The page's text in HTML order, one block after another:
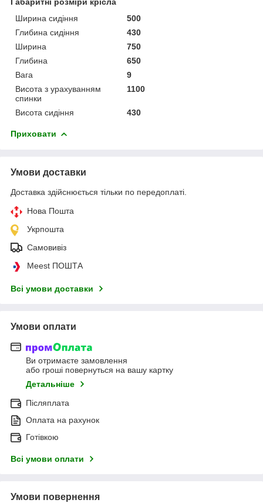
Ширина сидіння
500
Глибина сидіння
430
Ширина
750
Глибина
650
Вага
9
Висота з урахуванням
спинки
1100
Висота сидіння 430
Приховати
Умови доставки
Доставка здійснюється тільки по передоплаті.
Нова Пошта
Укрпошта
Самовивіз
Meest ПОШТА
Всі умови доставки
Умови оплати
Ви отримаєте замовлення
або гроші повернуться на вашу картку
Детальніше
Післяплата
Оплата на рахунок
Готівкою
Всі умови оплати
Умови повернення